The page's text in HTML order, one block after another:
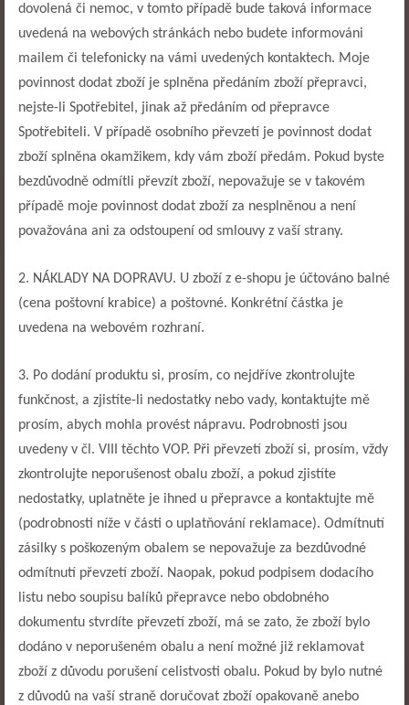
dovolená či nemoc, v tomto případě bude taková informace
uvedená na webových stránkách nebo budete informováni
mailem či telefonicky na vámi uvedených kontaktech. Moje
povinnost dodat zboží je splněna předáním zboží přepravci,
nejste-li Spotřebitel, jinak až předáním od přepravce
Spotřebiteli. V případě osobního převzetí je povinnost dodat
zboží splněna okamžikem, kdy vám zboží předám. Pokud byste
bezdůvodně odmítli převzít zboží, nepovažuje se v takovém
případě moje povinnost dodat zboží za nesplněnou a není
považována ani za odstoupení od smlouvy z vaší strany.
2. NÁKLADY NA DOPRAVU. U zboží z e-shopu je účtováno balné
(cena poštovní krabice) a poštovné. Konkrétní částka je
uvedena na webovém rozhraní.
3. Po dodání produktu si, prosím, co nejdříve zkontrolujte
funkčnost, a zjistíte-li nedostatky nebo vady, kontaktujte mě
prosím, abych mohla provést nápravu. Podrobnosti jsou
uvedeny v čl. VIII těchto VOP. Při převzetí zboží si, prosím, vždy
zkontrolujte neporušenost obalu zboží, a pokud zjistíte
nedostatky, uplatněte je ihned u přepravce a kontaktujte mě
(podrobnosti níže v části o uplatňování reklamace). Odmítnutí
zásilky s poškozeným obalem se nepovažuje za bezdůvodné
odmítnutí převzetí zboží. Naopak, pokud podpisem dodacího
listu nebo soupisu balíků přepravce nebo obdobného
dokumentu stvrdíte převzetí zboží, má se zato, že zboží bylo
dodáno v neporušeném obalu a není možné již reklamovat
zboží z důvodu porušení celistvosti obalu. Pokud by bylo nutné
z důvodů na vaší straně doručovat zboží opakovaně anebo